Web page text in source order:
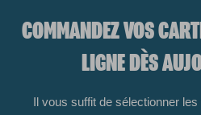
COMMANDEZ VOS
LIGNE DÈS
Il vous suffit de sélectionner